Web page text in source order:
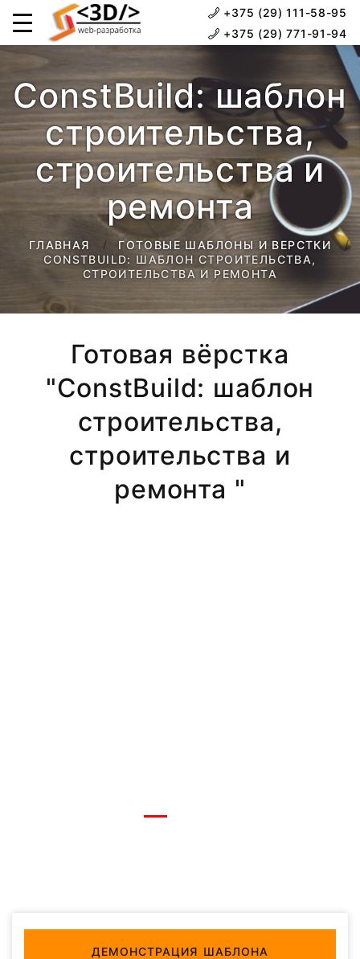
+375 (29) 111-58-95
+375 (29) 771-91-94
ConstBuild: шаблон
строительства,
строительства и
ремонта
ГЛАВНАЯ
ГОТОВЫЕ ШАБЛОНЫ И ВЕРСТКИ
CONSTBUILD: ШАБЛОН СТРОИТЕЛЬСТВА,
СТРОИТЕЛЬСТВА И РЕМОНТА
Готовая вёрстка
"ConstBuild: шаблон
строительства,
строительства и
ремонта "
ДЕМОНСТРАЦИЯ ШАБЛОНА